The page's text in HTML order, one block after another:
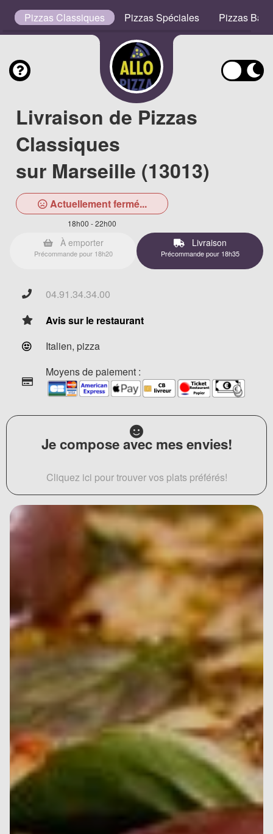
Pizzas Classiques Pizzas Spéciales Pizzas
Livraison de Pizzas
Classiques
sur Marseille (13013)
Actuellement fermé...
18h00 - 22h00
À emporter
Précommande pour 18h20
Livraison
Précommande pour 18h35
04.91.34.34.00
Avis sur le restaurant
Italien, pizza
Moyens de paiement :
Je compose avec mes envies!
Cliquez ici pour trouver vos plats préférés!